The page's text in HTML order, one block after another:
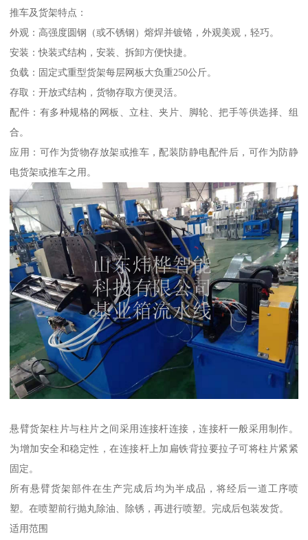
推车及货架特点：
外观：高强度圆钢（或不锈钢）熔焊并镀铬，外观美观，轻巧。
安装：快装式结构，安装、拆卸方便快捷。
负载：固定式重型货架每层网板大负重250公斤。
存取：开放式结构，货物存取方便灵活。
配件：有多种规格的网板、立柱、夹片、脚轮、把手等供选择、组
合。
应用：可作为货物存放架或推车，配装防静电配件后，可作为防静
电货架或推车之用。
悬臂货架柱片与柱片之间采用连接杆连接，连接杆一般采用制作。
为增加安全和稳定性，在连接杆上加扁铁背拉要拉子可将柱片紧紧
固定。
所有悬臂货架部件在生产完成后均为半成品，将经后一道工序喷
塑。在喷塑前行抛丸除油、除锈，再进行喷塑。完成后包装发货。
适用范围